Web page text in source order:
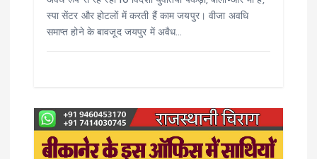
स्पा सेंटर और होटलों में करती हैं काम जयपुर। वीजा अवधि
समाप्त होने के बावजूद जयपुर में अवैध…